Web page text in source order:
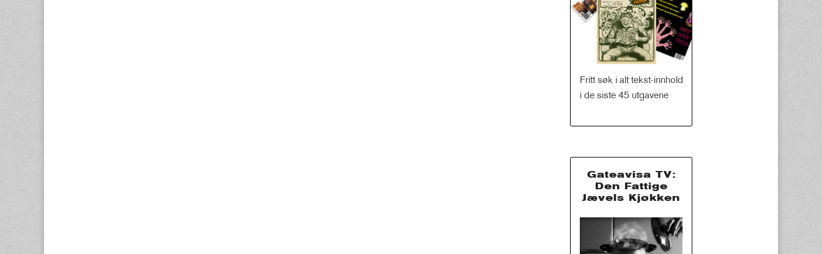
Fritt søk i alt tekst-innhold
i de siste 45 utgavene
Gateavisa TV:
Den Fattige
Jævels Kjøkken